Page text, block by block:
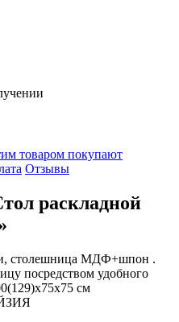
товаром покупают
Отзывы
раскладной
столешница МДФ+шпон .
посредством удобного
см